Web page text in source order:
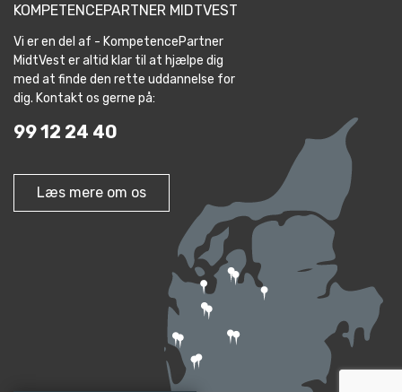
KOMPETENCEPARTNER MIDTVEST
Vi er en del af - KompetencePartner
MidtVest er altid klar til at hjælpe dig
med at finde den rette uddannelse for
dig. Kontakt os gerne på:
99 12 24 40
Læs mere om os